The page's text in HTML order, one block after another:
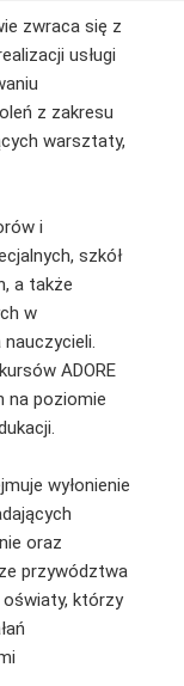
zwraca się z
usługi
z zakresu
warsztaty,
i
szkół
a także
w
ADORE
na poziomie
wyłonienie
oraz
przywództwa
którzy